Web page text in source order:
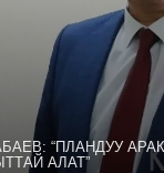
“ПЛАНДУУ
АЛАТ”